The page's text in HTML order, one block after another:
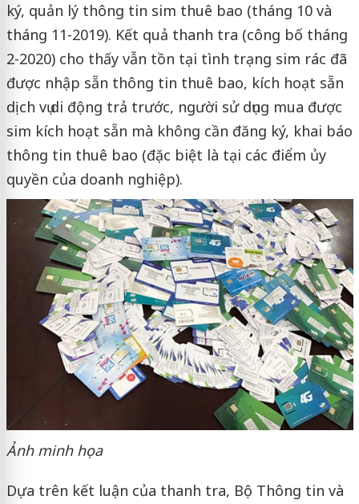
ký, quản lý thông tin sim thuê bao (tháng 10 và
tháng 11-2019). Kết quả thanh tra (công bố tháng
2-2020) cho thấy vẫn tồn tại tình trạng sim rác đã
được nhập sẵn thông tin thuê bao, kích hoạt sẵn
dịch vụ di động trả trước, người sử dụng mua được
sim kích hoạt sẵn mà không cần đăng ký, khai báo
thông tin thuê bao (đặc biệt là tại các điểm ủy
quyền của doanh nghiệp).
Ảnh minh họa
Dựa trên kết luận của thanh tra, Bộ Thông tin và